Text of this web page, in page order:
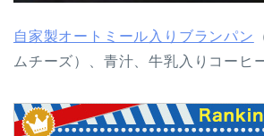
自家製オートミール入りブランパン
ムチーズ）、青汁、牛乳入りコーヒ